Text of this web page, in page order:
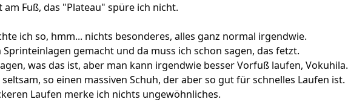
Fuß, das "Plateau" spüre ich nicht.
ich so, hmm... nichts besonderes, alles ganz normal irgendwie.
gemacht und da muss ich schon sagen, das fetzt.
was das ist, aber man kann irgendwie besser Vorfuß laufen, Vokuhila.
so einen massiven Schuh, der aber so gut für schnelles Laufen ist.
Laufen merke ich nichts ungewöhnliches.